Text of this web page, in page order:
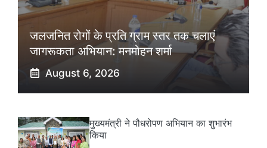
जलजनित रोगों के प्रति ग्राम स्तर तक चलाएं
जागरूकता अभियान: मनमोहन शर्मा
August 6, 2026
मुख्यमंत्री ने पौधरोपण अभियान का शुभारंभ
किया